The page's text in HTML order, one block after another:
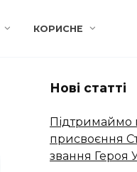
КОРИСНЕ
Нові статті
Підтримаймо
присвоєння
звання Героя